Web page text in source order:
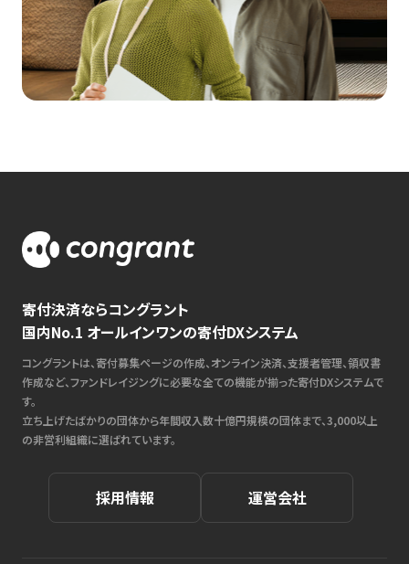
寄付決済ならコングラント
国内No.1 オールインワンの寄付DXシステム
コングラントは、寄付募集ページの作成、オンライン決済、支援者管理、領収書
作成など、ファンドレイジングに必要な全ての機能が揃った寄付DXシステムで
す。
立ち上げたばかりの団体から年間収入数十億円規模の団体まで、3,000以上
の非営利組織に選ばれています。
採用情報 運営会社